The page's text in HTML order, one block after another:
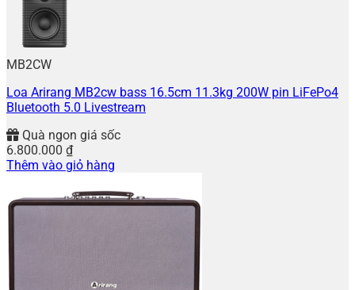
MB2CW
Loa Arirang MB2cw bass 16.5cm 11.3kg 200W pin LiFePo4
Bluetooth 5.0 Livestream
Quà ngon giá sốc
6.800.000 ₫
Thêm vào giỏ hàng